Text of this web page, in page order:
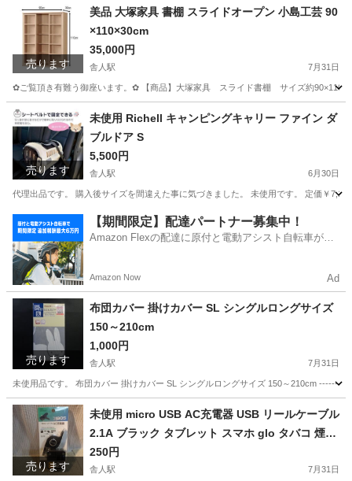
足立区 舎人駅 ソファ ベージュ
売ります
美品 大塚家具 書棚 スライドオープン 小島工芸 90
×110×30cm
35,000円
舎人駅 7月31日
✿ご覧頂き有難う御座います。✿ 【商品】大塚家具 スライド書棚 サイズ約
東京 足立区 舎人駅 収納家具
売ります
未使用 Richell キャンピングキャリー ファイン ダ
ブルドア S
5,500円
舎人駅 6月30日
代理出品です。 購入後サイズを間違えた事に気づきました。 未使用です。 定価￥
舎人駅 その他 キャンピング
【期間限定】配達パートナー募集中！
Amazon Flexの配達に原付と電動アシスト自転車が登
Amazon Now Ad
売ります
布団カバー 掛けカバー SL シングルロングサイズ
150～210cm
1,000円
舎人駅 7月31日
未使用品です。 布団カバー 掛けカバー SL シングルロングサイズ 150～210cm
東京 足立区 舎人駅 布団カバー
売ります
未使用 micro USB AC充電器 USB リールケーブル
2.1A ブラック タブレット スマホ glo タバコ 煙草
携帯 黒 マイクロ
250円
舎人駅 7月31日